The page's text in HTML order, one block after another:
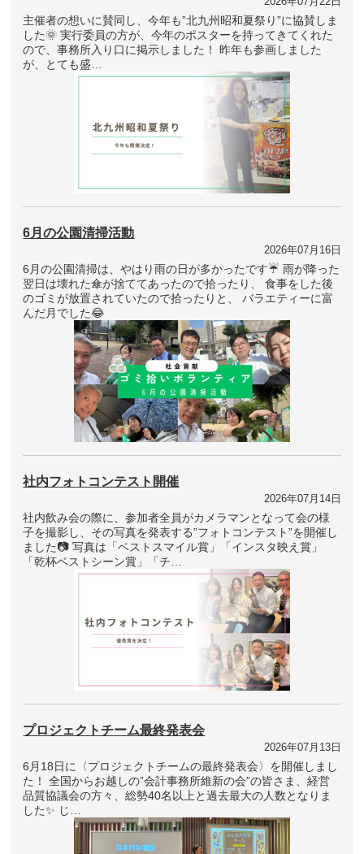
主催者の想いに賛同し、今年も”北九州昭和夏祭り”に協賛しま
した🌞 実行委員の方が、今年のポスターを持ってきてくれた
ので、事務所入り口に掲示しました！ 昨年も参画しました
が、とても盛…
6月の公園清掃活動
2026年07月16日
6月の公園清掃は、やはり雨の日が多かったです☔ 雨が降った
翌日は壊れた傘が捨ててあったので拾ったり、 食事をした後
のゴミが放置されていたので拾ったりと、 バラエティーに富
んだ月でした😂
社内フォトコンテスト開催
2026年07月14日
社内飲み会の際に、参加者全員がカメラマンとなって会の様
子を撮影し、その写真を発表する”フォトコンテスト”を開催し
ました📷 写真は「ベストスマイル賞」「インスタ映え賞」
「乾杯ベストシーン賞」「チ…
プロジェクトチーム最終発表会
2026年07月13日
6月18日に〈プロジェクトチームの最終発表会〉を開催しまし
た！ 全国からお越しの”会計事務所維新の会”の皆さま、経営
品質協議会の方々、総勢40名以上と過去最大の人数となりま
した✨ じ…